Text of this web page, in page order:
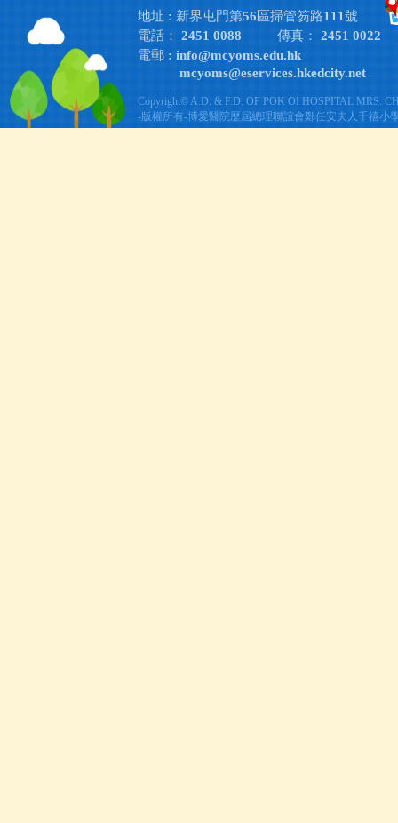
地址 : 新界屯門第56區掃管笏路111號
電話： 2451 0088
傳真： 2451 0022
電郵 : info@mcyoms.edu.hk
mcyoms@eservices.hkedcity.net
Copyright© A.D. & F.D. OF POK OI HOSPITAL MRS.
-版權所有-博愛醫院歷屆總理聯誼會鄭任安夫人千禧小